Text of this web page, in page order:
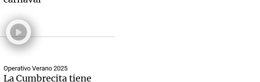
Operativo Verano 2025
La Cumbrecita tiene
Notas
Cadena 3 en Groenlandia